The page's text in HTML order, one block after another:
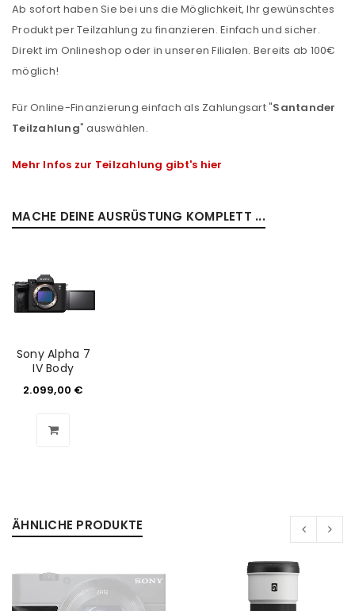
Ab sofort haben Sie bei uns die Möglichkeit, Ihr gewünschtes
Produkt per Teilzahlung zu finanzieren. Einfach und sicher.
Direkt im Onlineshop oder in unseren Filialen. Bereits ab 100€
möglich!
Für Online-Finanzierung einfach als Zahlungsart "Santander
Teilzahlung" auswählen.
Mehr Infos zur Teilzahlung gibt's hier
MACHE DEINE AUSRÜSTUNG KOMPLETT ...
Sony Alpha 7
IV Body
2.099,00 €
ÄHNLICHE PRODUKTE